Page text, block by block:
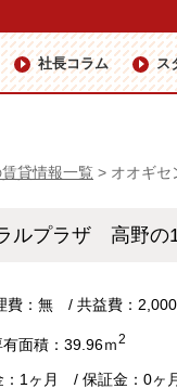
社長コラム ス
貸情報一覧 > オオギセ
ルプラザ 高野
費：無 / 共益費：2,000
面積：39.96ｍ2
1ヶ月 / 保証金：0ヶ